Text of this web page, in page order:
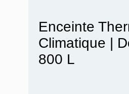
Enceinte
Climatique |
800 L